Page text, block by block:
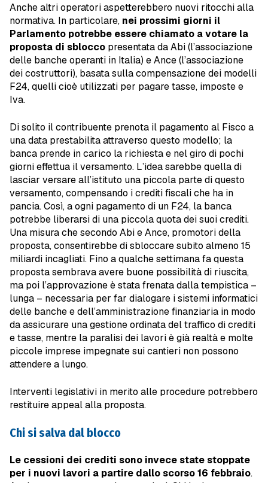
Anche altri operatori aspetterebbero nuovi ritocchi alla
normativa. In particolare, nei prossimi giorni il
Parlamento potrebbe essere chiamato a votare la
proposta di sblocco presentata da Abi (l’associazione
delle banche operanti in Italia) e Ance (l’associazione
dei costruttori), basata sulla compensazione dei modelli
F24, quelli cioè utilizzati per pagare tasse, imposte e
Iva.
Di solito il contribuente prenota il pagamento al Fisco a
una data prestabilita attraverso questo modello; la
banca prende in carico la richiesta e nel giro di pochi
giorni effettua il versamento. L’idea sarebbe quella di
lasciar versare all’istituto una piccola parte di questo
versamento, compensando i crediti fiscali che ha in
pancia. Così, a ogni pagamento di un F24, la banca
potrebbe liberarsi di una piccola quota dei suoi crediti.
Una misura che secondo Abi e Ance, promotori della
proposta, consentirebbe di sbloccare subito almeno 15
miliardi incagliati. Fino a qualche settimana fa questa
proposta sembrava avere buone possibilità di riuscita,
ma poi l’approvazione è stata frenata dalla tempistica –
lunga – necessaria per far dialogare i sistemi informatici
delle banche e dell’amministrazione finanziaria in modo
da assicurare una gestione ordinata del traffico di crediti
e tasse, mentre la paralisi dei lavori è già realtà e molte
piccole imprese impegnate sui cantieri non possono
attendere a lungo.
Interventi legislativi in merito alle procedure potrebbero
restituire appeal alla proposta.
Chi si salva dal blocco
Le cessioni dei crediti sono invece state stoppate
per i nuovi lavori a partire dallo scorso 16 febbraio.